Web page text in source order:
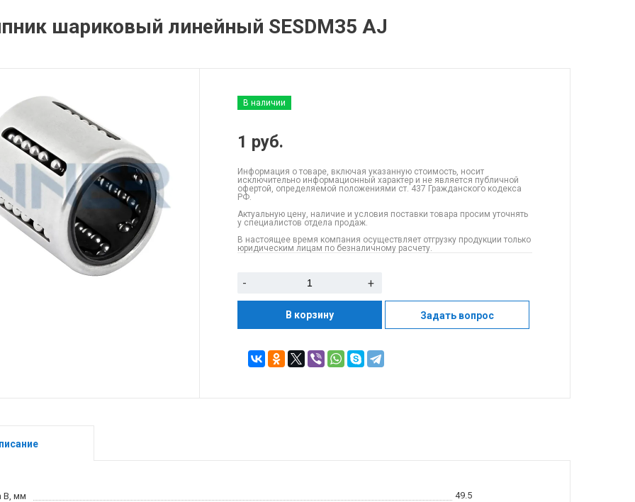
шариковый линейный SESDM35 AJ
В наличии
1 руб.
Информация о товаре, включая указанную стоимость, носит
исключительно информационный характер и не является публичной
офертой, определяемой положениями ст. 437 Гражданского кодекса
РФ.
Актуальную цену, наличие и условия поставки товара просим уточнять
у специалистов отдела продаж.
В настоящее время компания осуществляет отгрузку продукции только
юридическим лицам по безналичному расчету.
- +
В корзину Задать вопрос
B, мм 49.5